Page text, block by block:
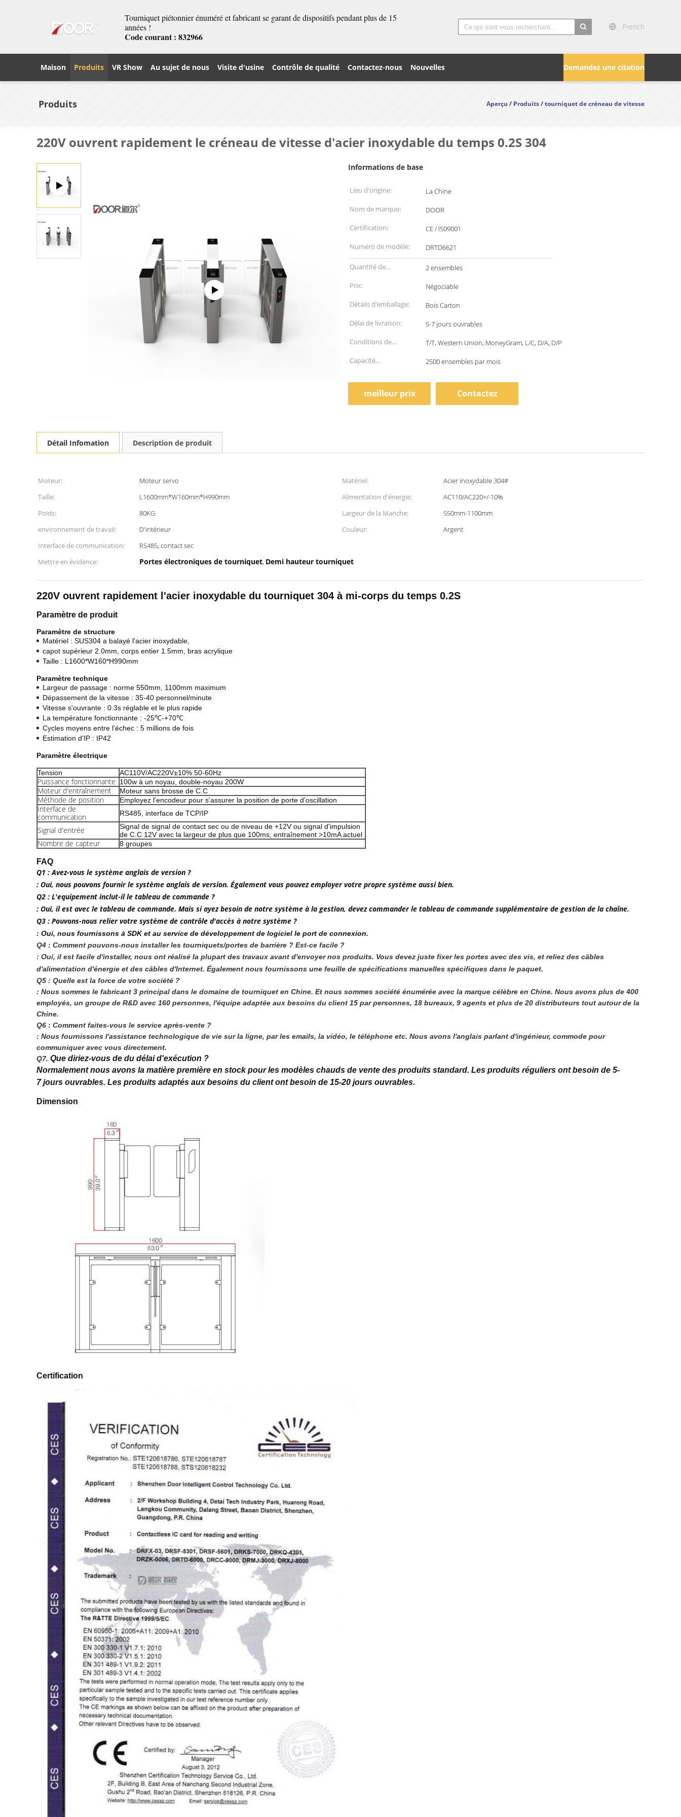
Tourniquet piétonnier énuméré et fabricant se garant de dispositifs pendant plus de 15
années !
Code courant : 832966
French
Demandez une citation
Maison Produits VR Show Au sujet de nous Visite d'usine Contrôle de qualité Contactez-nous Nouvelles
Produits Aperçu/Produits/tourniquet de créneau de vitesse
220V ouvrent rapidement le créneau de vitesse d'acier inoxydable du temps 0.2S 304
Informations de base
Lieu d'origine:
La Chine
Nom de marque:
DOOR
Certification:
CE / IS09001
Numéro de modèle:
DRTD6621
Quantité de
commande min:
2 ensembles
Prix:
Négociable
Détails d'emballage:
Bois Carton
Délai de livraison:
5-7 jours ouvrables
Conditions de
paiement:
T/T, Western Union, MoneyGram, L/C, D/A, D/P
Capacité
2500 ensembles par mois
meilleur prix Contactez
Détail Infomation Description de produit
Moteur: Moteur servo Matériel:
Acier inoxydable 304#
Taille:
L1600mm*W160mm*H990mm Alimentation d'énergie:
AC110/AC220+/-10%
Poids:
80KG Largeur de la Manche:
550mm-1100mm
environnement de travail:
D'intérieur Couleur:
Argent
Interface de communication:
RS485, contact sec
Mettre en évidence:
Portes électroniques de tourniquet, Demi hauteur tourniquet
220V ouvrent rapidement l'acier inoxydable du tourniquet 304 à mi-corps du temps 0.2S
Paramètre de produit
Paramètre de structure
Matériel : SUS304 a balayé l'acier inoxydable,
capot supérieur 2.0mm, corps entier 1.5mm, bras acrylique
Taille : L1600*W160*H990mm
Paramètre technique
Largeur de passage : norme 550mm, 1100mm maximum
Dépassement de la vitesse : 35-40 personnel/minute
Vitesse s'ouvrante : 0.3s réglable et le plus rapide
La température fonctionnante : -25℃-+70℃
Cycles moyens entre l'échec : 5 millions de fois
Estimation d'IP : IP42
Paramètre électrique
Tension AC110V/AC220V±10% 50-60Hz
Puissance fonctionnante 100w à un noyau, double-noyau 200W
Moteur d'entraînement Moteur sans brosse de C.C
Méthode de position Employez l'encodeur pour s'assurer la position de porte d'oscillation
Interface de
communication
RS485, interface de TCP/IP
Signal d'entrée
Signal de signal de contact sec ou de niveau de +12V ou signal d'impulsion
de C.C 12V avec la largeur de plus que 100ms, entraînement >10mA actuel
Nombre de capteur 8 groupes
FAQ
Q1 : Avez-vous le système anglais de version ?
: Oui, nous pouvons fournir le système anglais de version. Également vous pouvez employer votre propre système aussi bien.
Q2 : L'equipement inclut-il le tableau de commande ?
: Oui, il est avec le tableau de commande. Mais si ayez besoin de notre système à la gestion, devez commander le tableau de commande supplémentaire de gestion de la chaîne.
Q3 : Pouvons-nous relier votre système de contrôle d'accès à notre système ?
: Oui, nous fournissons à SDK et au service de développement de logiciel le port de connexion.
Q4 : Comment pouvons-nous installer les tourniquets/portes de barrière ? Est-ce facile ?
: Oui, il est facile d'installer, nous ont réalisé la plupart des travaux avant d'envoyer nos produits. Vous devez juste fixer les portes avec des vis, et reliez des câbles
d'alimentation d'énergie et des câbles d'Internet. Également nous fournissons une feuille de spécifications manuelles spécifiques dans le paquet.
Q5 : Quelle est la force de votre société ?
: Nous sommes le fabricant 3 principal dans le domaine de tourniquet en Chine. Et nous sommes société énumérée avec la marque célèbre en Chine. Nous avons plus de 400
employés, un groupe de R&D avec 160 personnes, l'équipe adaptée aux besoins du client 15 par personnes, 18 bureaux, 9 agents et plus de 20 distributeurs tout autour de la
Chine.
Q6 : Comment faites-vous le service après-vente ?
: Nous fournissons l'assistance technologique de vie sur la ligne, par les emails, la vidéo, le téléphone etc. Nous avons l'anglais parlant d'ingénieur, commode pour
communiquer avec vous directement.
Q7. Que diriez-vous de du délai d'exécution ?
Normalement nous avons la matière première en stock pour les modèles chauds de vente des produits standard. Les produits réguliers ont besoin de 5-
7 jours ouvrables. Les produits adaptés aux besoins du client ont besoin de 15-20 jours ouvrables.
Dimension
Certification